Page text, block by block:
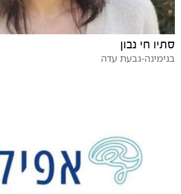
סתיו חי נבון
בנימינה-גבעת עדה